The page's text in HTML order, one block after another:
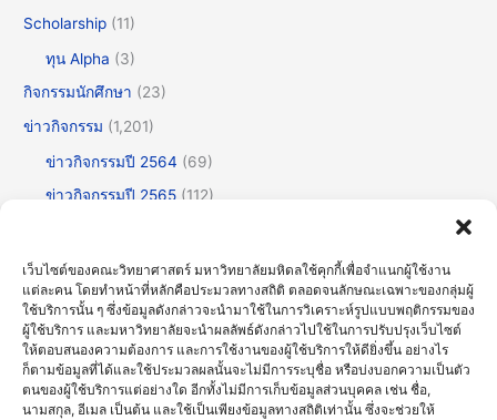
เว็บไซต์ของคณะวิทยาศาสตร์ มหาวิทยาลัยมหิดลใช้คุกกี้เพื่อจำแนกผู้ใช้งาน
แต่ละคน โดยทำหน้าที่หลักคือประมวลทางสถิติ ตลอดจนลักษณะเฉพาะของกลุ่มผู้
ใช้บริการนั้น ๆ ซึ่งข้อมูลดังกล่าวจะนำมาใช้ในการวิเคราะห์รูปแบบพฤติกรรมของ
ผู้ใช้บริการ และมหาวิทยาลัยจะนำผลลัพธ์ดังกล่าวไปใช้ในการปรับปรุงเว็บไซต์
ให้ตอบสนองความต้องการ และการใช้งานของผู้ใช้บริการให้ดียิ่งขึ้น อย่างไร
ก็ตามข้อมูลที่ได้และใช้ประมวลผลนั้นจะไม่มีการระบุชื่อ หรือบ่งบอกความเป็นตัว
ตนของผู้ใช้บริการแต่อย่างใด อีกทั้งไม่มีการเก็บข้อมูลส่วนบุคคล เช่น ชื่อ,
นามสกุล, อีเมล เป็นต้น และใช้เป็นเพียงข้อมูลทางสถิติเท่านั้น ซึ่งจะช่วยให้
Scholarship (11)
ทุน Alpha (3)
กิจกรรมนักศึกษา (23)
ข่าวกิจกรรม (1,201)
ข่าวกิจกรรมปี 2564 (69)
ข่าวกิจกรรมปี 2565 (112)
ข่าวกิจกรรมปี 2567 (252)
ข่าวกิจกรรมปี 2568(355)
ข่าวกิจกรรมปี 2569(191)
ข่าวทั่วไป(716)
ข่าวธรรมาภิบาลและความโปร่งใส (OIT)(30)